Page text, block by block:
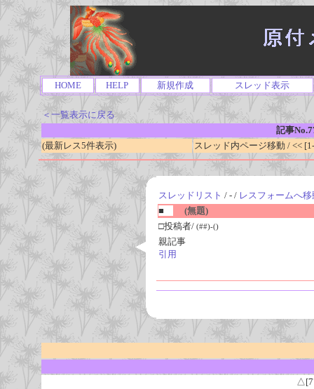
HOME HELP 新規作成 スレッド表示
＜一覧表示に戻る
記事
(最新レス5件表示)
スレッド内ページ移動 / <<
スレッドリスト / - / レスフォームへ移
■
(無題)
□投稿者/ (##)-()
親記事
引用